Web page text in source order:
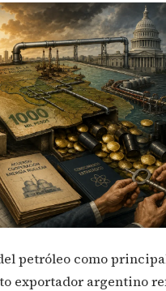
petróleo como
exportador argentino